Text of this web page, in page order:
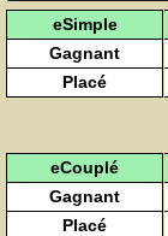
eSimple
Gagnant
Placé
eCouplé
Gagnant
Placé